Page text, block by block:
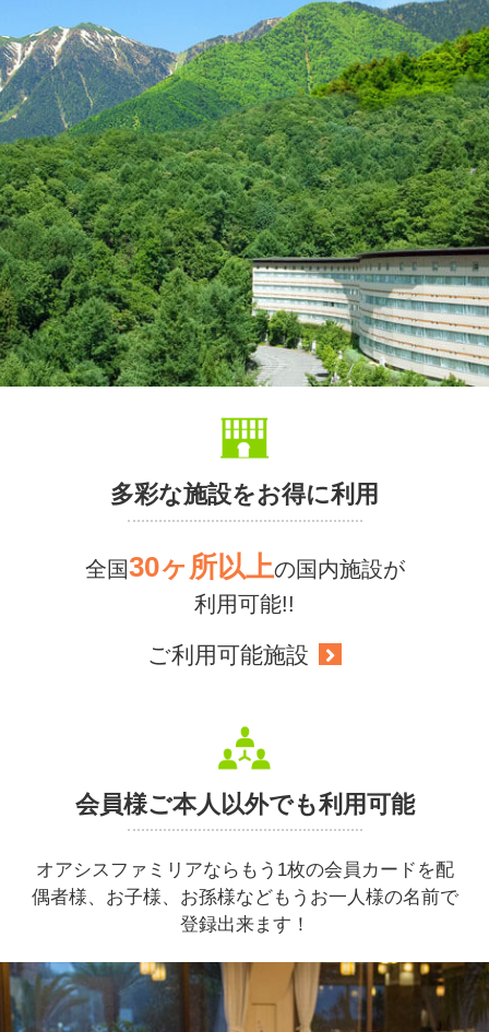
多彩な施設をお得に利用
全国30ヶ所以上の国内施設が
利用可能!!
ご利用可能施設
会員様ご本人以外でも利用可能
オアシスファミリアならもう1枚の会員カードを配
偶者様、お子様、お孫様などもうお一人様の名前で
登録出来ます！